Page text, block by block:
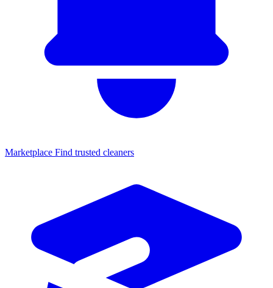
Marketplace Find trusted cleaners